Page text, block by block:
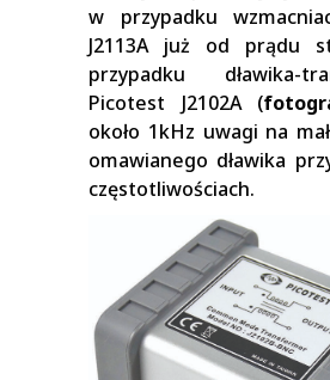
w przypadku
J2113A już od prądu
przypadku dławika-
Picotest J2102A (
około 1kHz uwagi na
omawianego dławika
częstotliwościach.